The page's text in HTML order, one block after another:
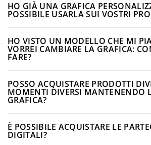
HO GIÀ UNA GRAFICA
POSSIBILE USARLA SUI VOSTRI
HO VISTO UN MODELLO CHE MI
VORREI CAMBIARE LA GRAFICA:
FARE?
POSSO ACQUISTARE PRODOTTI
MOMENTI DIVERSI MANTENENDO
GRAFICA?
È POSSIBILE ACQUISTARE LE
DIGITALI?